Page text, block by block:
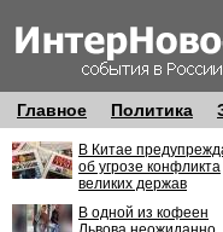
Главное Политика
В Китае
об угрозе конфликта
великих держав
В одной из кофеен